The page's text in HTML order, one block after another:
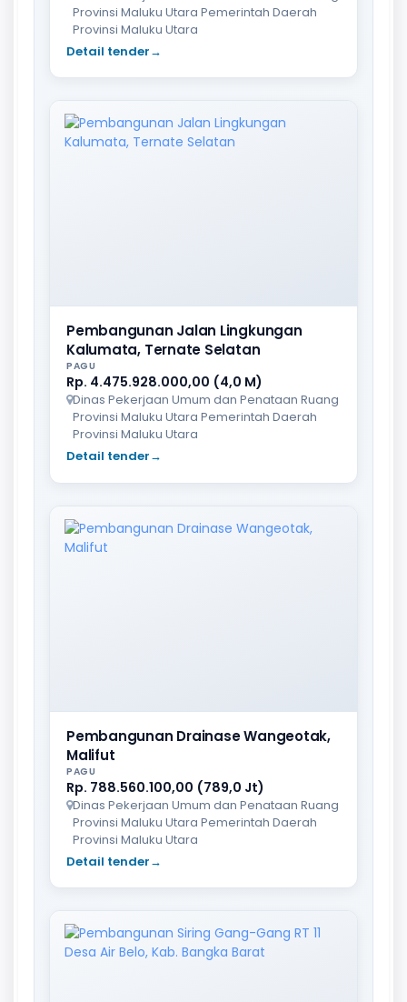
Provinsi Maluku Utara Pemerintah Daerah
Provinsi Maluku Utara
Detail tender→
Pembangunan Jalan Lingkungan
Kalumata, Ternate Selatan
PAGU
Rp. 4.475.928.000,00 (4,0 M)
Dinas Pekerjaan Umum dan Penataan Ruang
Provinsi Maluku Utara Pemerintah Daerah
Provinsi Maluku Utara
Detail tender→
Pembangunan Drainase Wangeotak,
Malifut
PAGU
Rp. 788.560.100,00 (789,0 Jt)
Dinas Pekerjaan Umum dan Penataan Ruang
Provinsi Maluku Utara Pemerintah Daerah
Provinsi Maluku Utara
Detail tender→